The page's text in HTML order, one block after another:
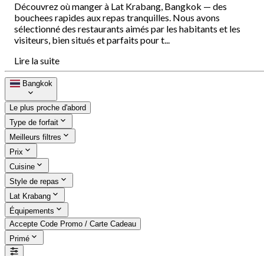
Découvrez où manger à Lat Krabang, Bangkok — des
bouchees rapides aux repas tranquilles. Nous avons
sélectionné des restaurants aimés par les habitants et les
visiteurs, bien situés et parfaits pour t...
Lire la suite
Bangkok
Le plus proche d'abord
Type de forfait
Meilleurs filtres
Prix
Cuisine
Style de repas
Lat Krabang
Équipements
Accepte Code Promo / Carte Cadeau
Primé